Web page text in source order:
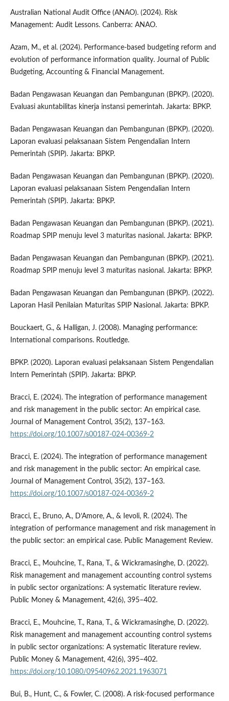
Australian National Audit Office (ANAO). (2024). Risk
Management: Audit Lessons. Canberra: ANAO.
Azam, M., et al. (2024). Performance-based budgeting reform and
evolution of performance information quality. Journal of Public
Budgeting, Accounting & Financial Management.
Badan Pengawasan Keuangan dan Pembangunan (BPKP). (2020).
Evaluasi akuntabilitas kinerja instansi pemerintah. Jakarta: BPKP.
Badan Pengawasan Keuangan dan Pembangunan (BPKP). (2020).
Laporan evaluasi pelaksanaan Sistem Pengendalian Intern
Pemerintah (SPIP). Jakarta: BPKP.
Badan Pengawasan Keuangan dan Pembangunan (BPKP). (2020).
Laporan evaluasi pelaksanaan Sistem Pengendalian Intern
Pemerintah (SPIP). Jakarta: BPKP.
Badan Pengawasan Keuangan dan Pembangunan (BPKP). (2021).
Roadmap SPIP menuju level 3 maturitas nasional. Jakarta: BPKP.
Badan Pengawasan Keuangan dan Pembangunan (BPKP). (2021).
Roadmap SPIP menuju level 3 maturitas nasional. Jakarta: BPKP.
Badan Pengawasan Keuangan dan Pembangunan (BPKP). (2022).
Laporan Hasil Penilaian Maturitas SPIP Nasional. Jakarta: BPKP.
Bouckaert, G., & Halligan, J. (2008). Managing performance:
International comparisons. Routledge.
BPKP. (2020). Laporan evaluasi pelaksanaan Sistem Pengendalian
Intern Pemerintah (SPIP). Jakarta: BPKP.
Bracci, E. (2024). The integration of performance management
and risk management in the public sector: An empirical case.
Journal of Management Control, 35(2), 137–163.
https://doi.org/10.1007/s00187-024-00369-2
Bracci, E. (2024). The integration of performance management
and risk management in the public sector: An empirical case.
Journal of Management Control, 35(2), 137–163.
https://doi.org/10.1007/s00187-024-00369-2
Bracci, E., Bruno, A., D’Amore, A., & Ievoli, R. (2024). The
integration of performance management and risk management in
the public sector: an empirical case. Public Management Review.
Bracci, E., Mouhcine, T., Rana, T., & Wickramasinghe, D. (2022).
Risk management and management accounting control systems
in public sector organizations: A systematic literature review.
Public Money & Management, 42(6), 395–402.
Bracci, E., Mouhcine, T., Rana, T., & Wickramasinghe, D. (2022).
Risk management and management accounting control systems
in public sector organizations: A systematic literature review.
Public Money & Management, 42(6), 395–402.
https://doi.org/10.1080/09540962.2021.1963071
Bui, B., Hunt, C., & Fowler, C. (2008). A risk-focused performance